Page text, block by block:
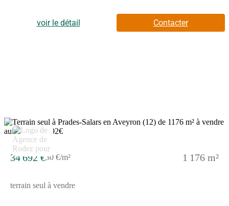
de décoration par une architecte d’intérieur offerte.Demandez
votre étude gratuite pour votre projet de construction !Contactez
notre agence au (Numéro supprimé) (Agence de Rodez - CTA
voir le détail Contacter
34 692 €30 €/m² 1 176 m²
terrain seul à vendre